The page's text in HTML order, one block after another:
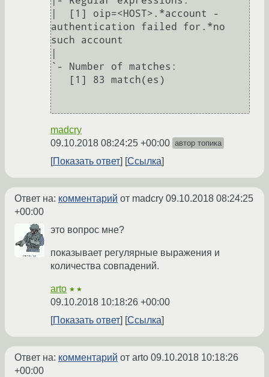
|  [1] oip=<HOST>.*account -
authentication failed for.*no
such account
`- Number of matches:
madcry
09.10.2018 08:24:25 +00:00 автор топика
Показать ответ Ссылка
Ответ на: комментарий от madcry 09.10.2018 08:24:25
+00:00
это вопрос мне?
показывает регулярные выражения и
количества совпадений.
arto ★★
09.10.2018 10:18:26 +00:00
Показать ответ
Ссылка
Ответ на: комментарий от arto 09.10.2018 10:18:26
+00:00